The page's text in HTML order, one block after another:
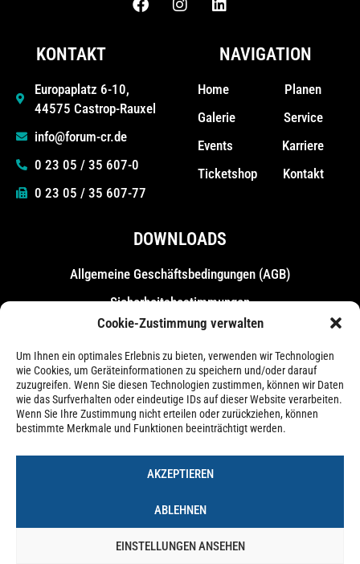
Cookie-Zustimmung verwalten
Um Ihnen ein optimales Erlebnis zu bieten, verwenden wir Technologien
wie Cookies, um Geräteinformationen zu speichern und/oder darauf
zuzugreifen. Wenn Sie diesen Technologien zustimmen, können wir Daten
wie das Surfverhalten oder eindeutige IDs auf dieser Website verarbeiten.
Wenn Sie Ihre Zustimmung nicht erteilen oder zurückziehen, können
bestimmte Merkmale und Funktionen beeinträchtigt werden.
AKZEPTIEREN
ABLEHNEN
EINSTELLUNGEN ANSEHEN
KONTAKT
Europaplatz 6-10,
44575 Castrop-Rauxel
info@forum-cr.de
0 23 05 / 35 607-0
0 23 05 / 35 607-77
NAVIGATION
Home
Galerie
Events
Ticketshop
Planen
Service
Karriere
Kontakt
DOWNLOADS
Allgemeine Geschäfts­bedingungen (AGB)
Sicherheitsbestimmungen
Messebestimmungen